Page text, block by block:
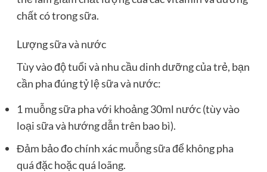
chất có trong sữa.
Lượng sữa và nước
Tùy vào độ tuổi và nhu cầu dinh dưỡng của trẻ, bạn
cần pha đúng tỷ lệ sữa và nước:
1 muỗng sữa pha với khoảng 30ml nước (tùy vào
loại sữa và hướng dẫn trên bao bì).
Đảm bảo đo chính xác muỗng sữa để không pha
quá đặc hoặc quá loãng.